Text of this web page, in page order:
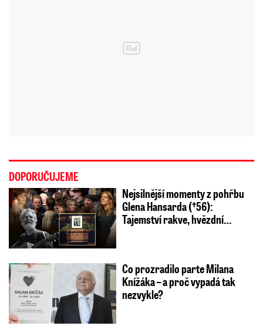
DOPORUČUJEME
Nejsilnější momenty z pohřbu
Glena Hansarda (†56):
Tajemství rakve, hvězdní…
Co prozradilo parte Milana
Knížáka – a proč vypadá tak
nezvykle?